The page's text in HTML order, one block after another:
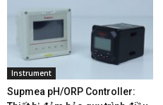
Instrument
Supmea pH/ORP Controller: